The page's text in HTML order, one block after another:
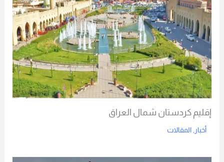
إقليم كردستان شمال العراق
أخبار المقالات